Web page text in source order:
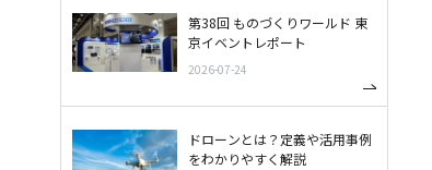
第38回 ものづくりワールド 東
京イベントレポート
2026-07-24
ドローンとは？定義や活用事例
をわかりやすく解説